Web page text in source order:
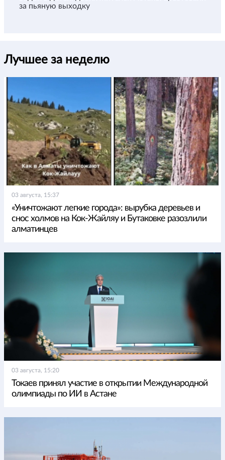
за пьяную выходку
Лучшее за неделю
03 августа, 15:37
«Уничтожают легкие города»: вырубка деревьев и
снос холмов на Кок-Жайляу и Бутаковке разозлили
алматинцев
03 августа, 15:20
Токаев принял участие в открытии Международной
олимпиады по ИИ в Астане